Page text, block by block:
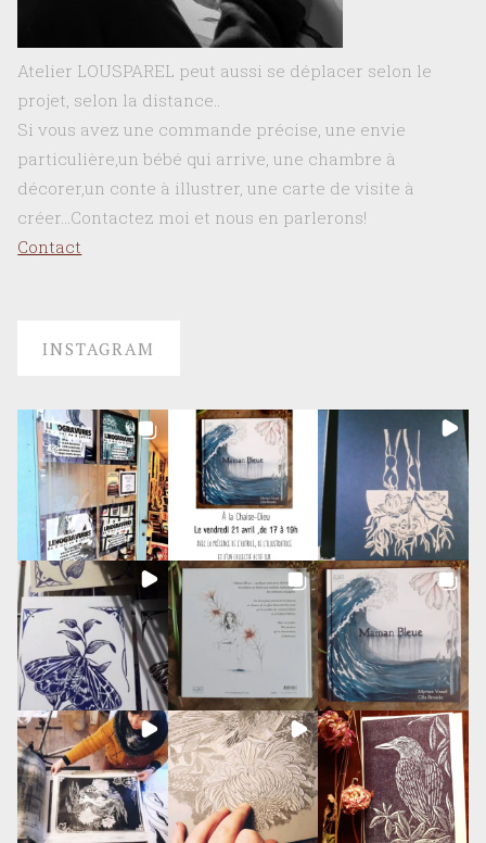
Atelier LOUSPAREL peut aussi se déplacer selon le
projet, selon la distance..
Si vous avez une commande précise, une envie
particulière,un bébé qui arrive, une chambre à
décorer,un conte à illustrer, une carte de visite à
créer…Contactez moi et nous en parlerons!
Contact
INSTAGRAM